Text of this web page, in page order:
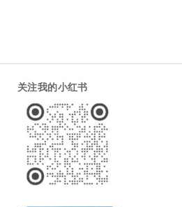
关注我的小红书